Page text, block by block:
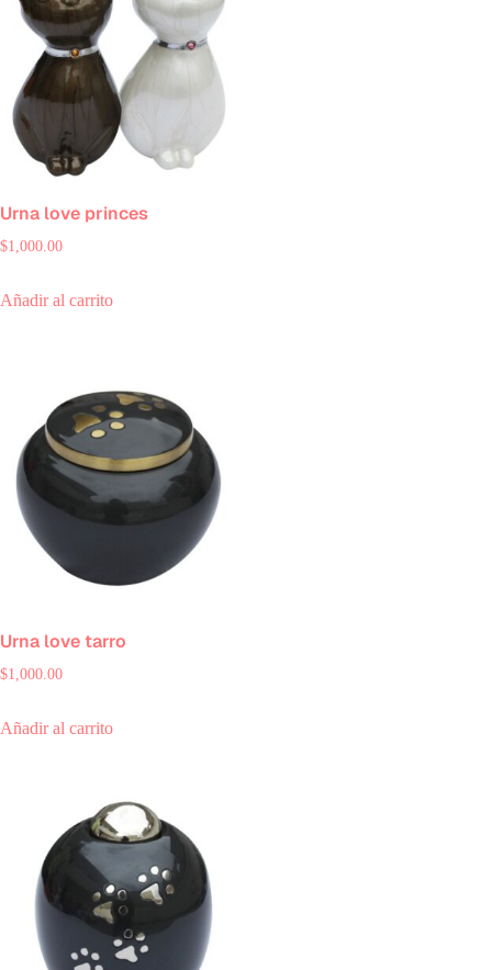
Urna love princes
$1,000.00
Añadir al carrito
Urna love tarro
$1,000.00
Añadir al carrito